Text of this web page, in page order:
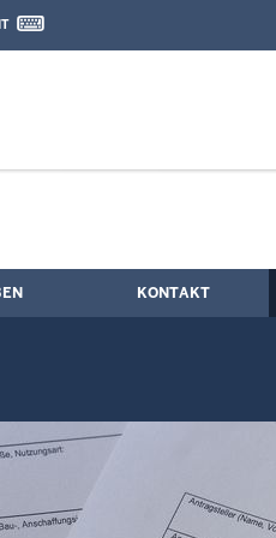
Kontaktformular
KONTAKT